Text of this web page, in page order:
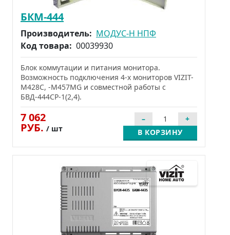
БКМ-444
Производитель: МОДУС-Н НПФ
Код товара: 00039930
Блок коммутации и питания монитора.
Возможность подключения 4-х мониторов VIZIT-
М428С, -M457МG и совместной работы с
БВД-444СР-1(2,4).
7 062
РУБ. / шт В КОРЗИНУ